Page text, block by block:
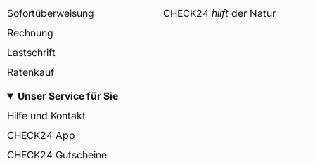
Sofortüberweisung
Rechnung
Lastschrift
Ratenkauf
CHECK24 hilft der Natur
Unser Service für Sie
Hilfe und Kontakt
CHECK24 App
CHECK24 Gutscheine